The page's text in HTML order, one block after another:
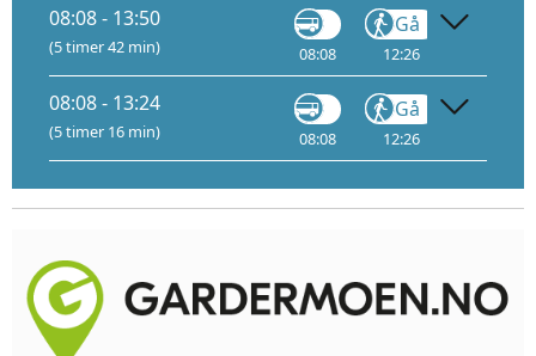
08:08 - 13:50
(5 timer 42 min) 08:08
Gå
12:26
08:08 - 13:24
(5 timer 16 min) 08:08
Gå
12:26